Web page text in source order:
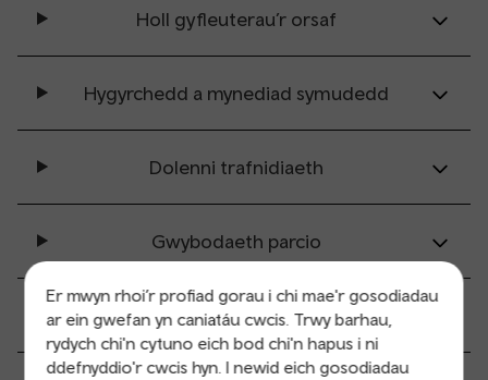
Er mwyn rhoi’r profiad gorau i chi mae'r gosodiadau
ar ein gwefan yn caniatáu cwcis. Trwy barhau,
rydych chi'n cytuno eich bod chi'n hapus i ni
ddefnyddio'r cwcis hyn. I newid eich gosodiadau
Holl gyfleuterau’r orsaf
Hygyrchedd a mynediad symudedd
Dolenni trafnidiaeth
Gwybodaeth parcio
Gwybodaeth i gwsmeriad